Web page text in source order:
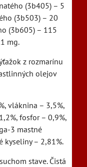
(3b405) – 5
(3b503) – 20
(3b605) – 115
mg.
z rozmarínu
olejov
vláknina – 3,5%,
fosfor – 0,9%,
3 mastné
kyseliny – 2,81%.
stave. Čistá